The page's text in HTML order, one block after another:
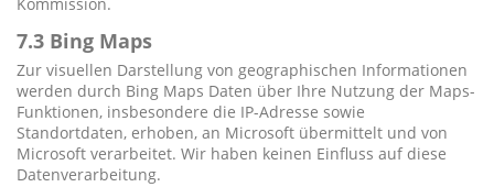
7.3 Bing Maps
Zur visuellen Darstellung von geographischen Informationen
werden durch Bing Maps Daten über Ihre Nutzung der Maps-
Funktionen, insbesondere die IP-Adresse sowie
Standortdaten, erhoben, an Microsoft übermittelt und von
Microsoft verarbeitet. Wir haben keinen Einfluss auf diese
Datenverarbeitung.